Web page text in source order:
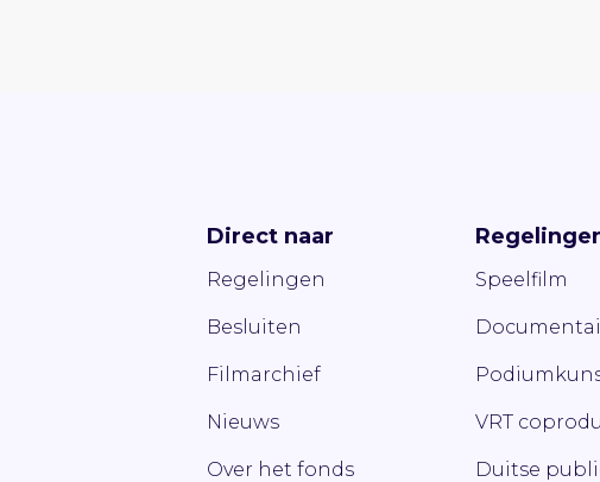
Direct naar
Regelingen
Besluiten
Filmarchief
Nieuws
Over het fonds
Speelfilm
VRT
Duitse